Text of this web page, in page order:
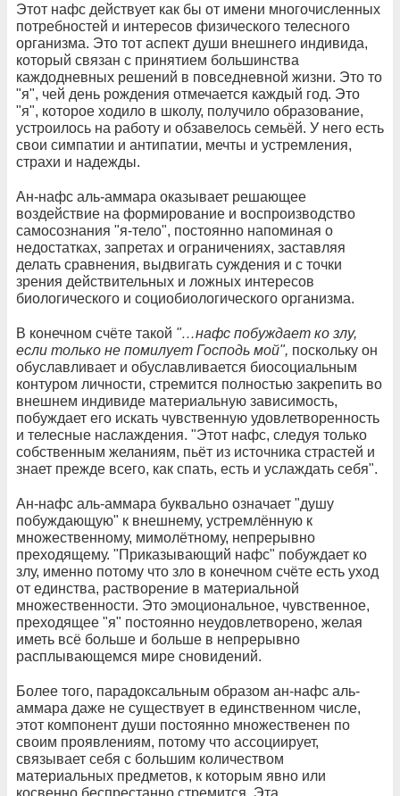
Этот нафс действует как бы от имени многочисленных
потребностей и интересов физического телесного
организма. Это тот аспект души внешнего индивида,
который связан с принятием большинства
каждодневных решений в повседневной жизни. Это то
"я", чей день рождения отмечается каждый год. Это
"я", которое ходило в школу, получило образование,
устроилось на работу и обзавелось семьёй. У него есть
свои симпатии и антипатии, мечты и устремления,
страхи и надежды.
Ан-нафс аль-аммара оказывает решающее
воздействие на формирование и воспроизводство
самосознания "я-тело", постоянно напоминая о
недостатках, запретах и ограничениях, заставляя
делать сравнения, выдвигать суждения и с точки
зрения действительных и ложных интересов
биологического и социобиологического организма.
В конечном счёте такой "…нафс побуждает ко злу,
если только не помилует Господь мой", поскольку он
обуславливает и обуславливается биосоциальным
контуром личности, стремится полностью закрепить во
внешнем индивиде материальную зависимость,
побуждает его искать чувственную удовлетворенность
и телесные наслаждения. "Этот нафс, следуя только
собственным желаниям, пьёт из источника страстей и
знает прежде всего, как спать, есть и услаждать себя".
Ан-нафс аль-аммара буквально означает "душу
побуждающую" к внешнему, устремлённую к
множественному, мимолётному, непрерывно
преходящему. "Приказывающий нафс" побуждает ко
злу, именно потому что зло в конечном счёте есть уход
от единства, растворение в материальной
множественности. Это эмоциональное, чувственное,
преходящее "я" постоянно неудовлетворено, желая
иметь всё больше и больше в непрерывно
расплывающемся мире сновидений.
Более того, парадоксальным образом ан-нафс аль-
аммара даже не существует в единственном числе,
этот компонент души постоянно множественен по
своим проявлениям, потому что ассоциирует,
связывает себя с большим количеством
материальных предметов, к которым явно или
косвенно беспрестанно стремится. Эта